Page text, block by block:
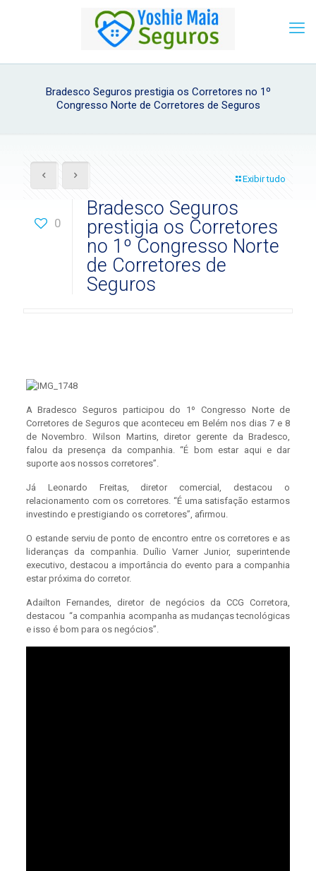
Bradesco Seguros prestigia os Corretores no 1º
Congresso Norte de Corretores de Seguros
Exibir tudo
0
Bradesco Seguros
prestigia os Corretores
no 1º Congresso Norte
de Corretores de
Seguros
A Bradesco Seguros participou do 1º Congresso Norte de
Corretores de Seguros que aconteceu em Belém nos dias 7 e 8
de Novembro. Wilson Martins, diretor gerente da Bradesco,
falou da presença da companhia. “É bom estar aqui e dar
suporte aos nossos corretores”.
Já Leonardo Freitas, diretor comercial, destacou o
relacionamento com os corretores. “É uma satisfação estarmos
investindo e prestigiando os corretores”, afirmou.
O estande serviu de ponto de encontro entre os corretores e as
lideranças da companhia. Duílio Varner Junior, superintende
executivo, destacou a importância do evento para a companhia
estar próxima do corretor.
Adailton Fernandes, diretor de negócios da CCG Corretora,
destacou “a companhia acompanha as mudanças tecnológicas
e isso é bom para os negócios”.